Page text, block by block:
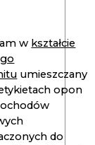
w kształcie
umieszczany
opon
do